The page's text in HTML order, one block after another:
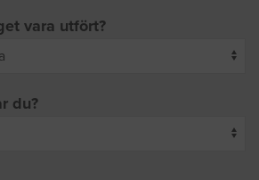
vara utfört?
du?